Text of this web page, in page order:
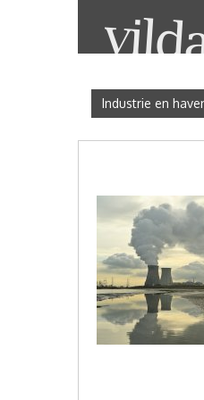
Industrie en